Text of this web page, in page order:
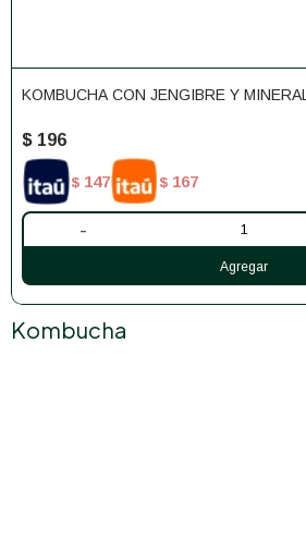
KOMBUCHA CON JENGIBRE Y
$ 196
$ 147 $ 167
-
Kombucha